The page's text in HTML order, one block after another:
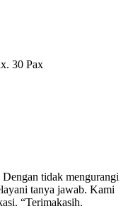
30 Pax
tidak mengurangi
tanya jawab. Kami
“Terimakasih.